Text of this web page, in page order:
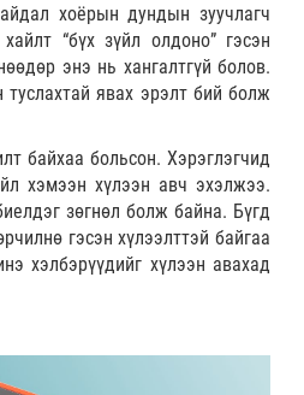
хоёрын дундын зуучлагч
“бүх зүйл олдоно” гэсэн
энэ нь хангалтгүй болов.
явах эрэлт бий болж
байхаа больсон. Хэрэглэгчид
хэмээн хүлээн авч эхэлжээ.
зөгнөл болж байна. Бүгд
гэсэн хүлээлттэй байгаа
хэлбэрүүдийг хүлээн авахад